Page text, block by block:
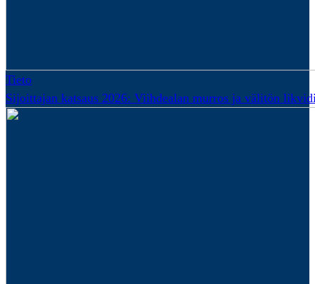
Tieto
Sijoittajan katsaus 2026: Viihdealan murros ja välitön